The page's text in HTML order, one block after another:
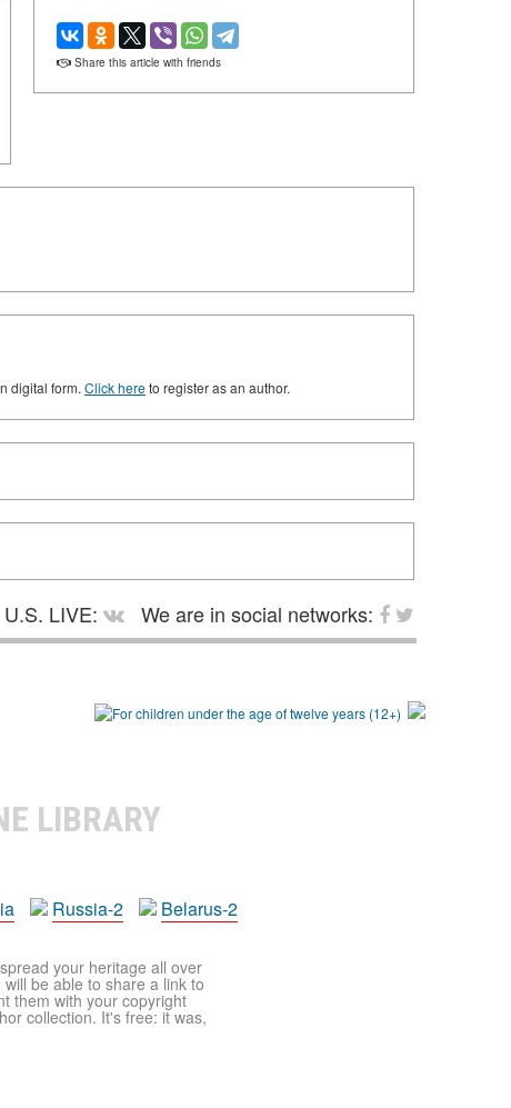
Share this article with friends
digital form. Click hereto register as an author.
U.S. LIVE:
We are in social networks:
LIBRARY
Russia-2 Belarus-2
your heritage all over
be able to share a link to
them with your copyright
collection. It's free: it was,